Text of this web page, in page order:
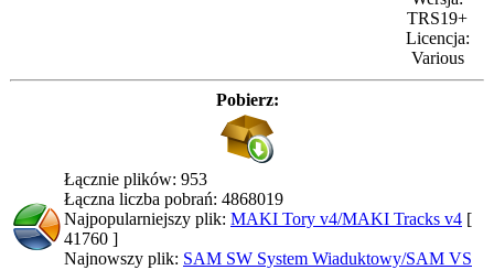
TRS19+
Licencja:
Various
Pobierz:
Łącznie plików: 953
Łączna liczba pobrań: 4868019
Najpopularniejszy plik: MAKI Tory v4/MAKI Tracks v4 [
41760 ]
Najnowszy plik: SAM SW System Wiaduktowy/SAM VS